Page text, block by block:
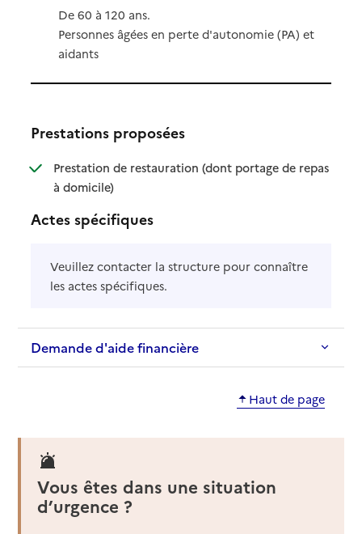
De 60 à 120 ans.
Personnes âgées en perte d'autonomie (PA) et
aidants
Prestations proposées
Prestation de restauration (dont portage de repas
à domicile): disponible
: non disponible
Actes spécifiques
Veuillez contacter la structure pour connaître
les actes spécifiques.
Demande d'aide financière
Haut de page
Vous êtes dans une situation
d’urgence ?